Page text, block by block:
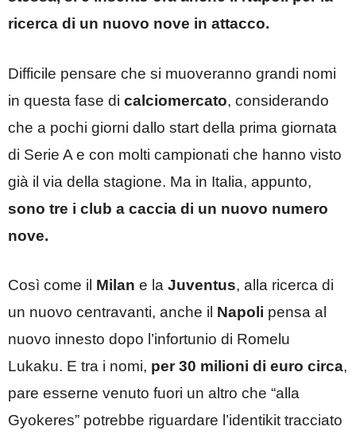
ricerca di un nuovo nove in attacco.
Difficile pensare che si muoveranno grandi nomi
in questa fase di calciomercato, considerando
che a pochi giorni dallo start della prima giornata
di Serie A e con molti campionati che hanno visto
già il via della stagione. Ma in Italia, appunto,
sono tre i club a caccia di un nuovo numero
nove.
Così come il Milan e la Juventus, alla ricerca di
un nuovo centravanti, anche il Napoli pensa al
nuovo innesto dopo l’infortunio di Romelu
Lukaku. E tra i nomi, per 30 milioni di euro circa,
pare esserne venuto fuori un altro che “alla
Gyokeres” potrebbe riguardare l’identikit tracciato